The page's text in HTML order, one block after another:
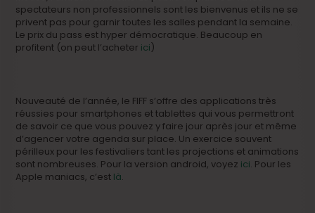
spectateurs non professionnels sont les bienvenus et ils ne se
privent pas pour garnir toutes les salles pendant la semaine.
Le prix du pass est hyper démocratique. Beaucoup en
profitent (on peut l’acheter ici)
Nouveauté de l’année, le FIFF s’offre des applications très
réussies pour smartphones et tablettes qui vous permettront
de savoir ce que vous pouvez y faire jour après jour et même
d’agencer votre agenda sur place. Un exercice souvent
périlleux pour les festivaliers tant les projections et animations
sont nombreuses. Pour la version android, voyez ici. Pour les
Apple maniacs, c’est là.